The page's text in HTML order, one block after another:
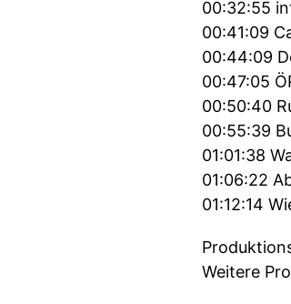
00:32:55
00:41:09
00:44:09
00:47:05
00:50:40
00:55:39
01:01:38
01:06:22
01:12:14
Weitere